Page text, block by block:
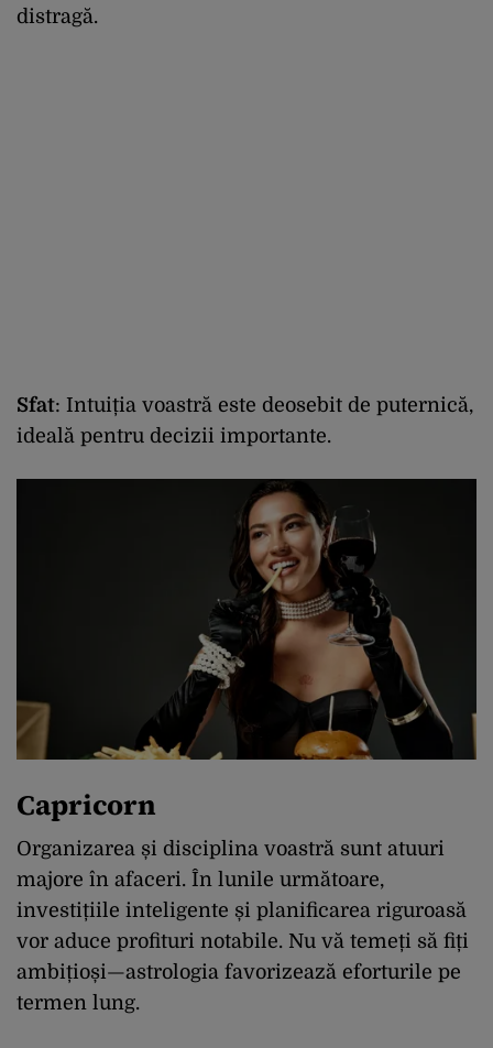
distragă.
Sfat: Intuiția voastră este deosebit de puternică,
ideală pentru decizii importante.
Capricorn
Organizarea și disciplina voastră sunt atuuri
majore în afaceri. În lunile următoare,
investițiile inteligente și planificarea riguroasă
vor aduce profituri notabile. Nu vă temeți să fiți
ambițioși—astrologia favorizează eforturile pe
termen lung.